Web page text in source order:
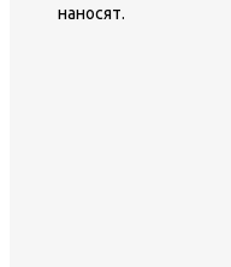
наносят.